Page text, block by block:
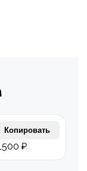
Копировать
₽